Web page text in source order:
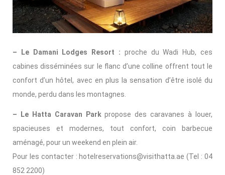
– Le Damani Lodges Resort : proche du Wadi Hub, ces
cabines disséminées sur le flanc d’une colline offrent tout le
confort d’un hôtel, avec en plus la sensation d’être isolé du
monde, perdu dans les montagnes.
– Le Hatta Caravan Parkpropose des caravanes à louer,
spacieuses et modernes, tout confort, coin barbecue
aménagé, pour un weekend en plein air.
Pour les contacter : hotelreservations@visithatta.ae (Tel : 04
852 2200)